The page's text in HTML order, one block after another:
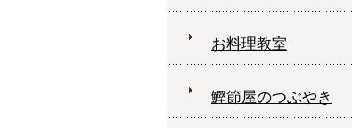
お料理教室
鰹節屋のつぶやき